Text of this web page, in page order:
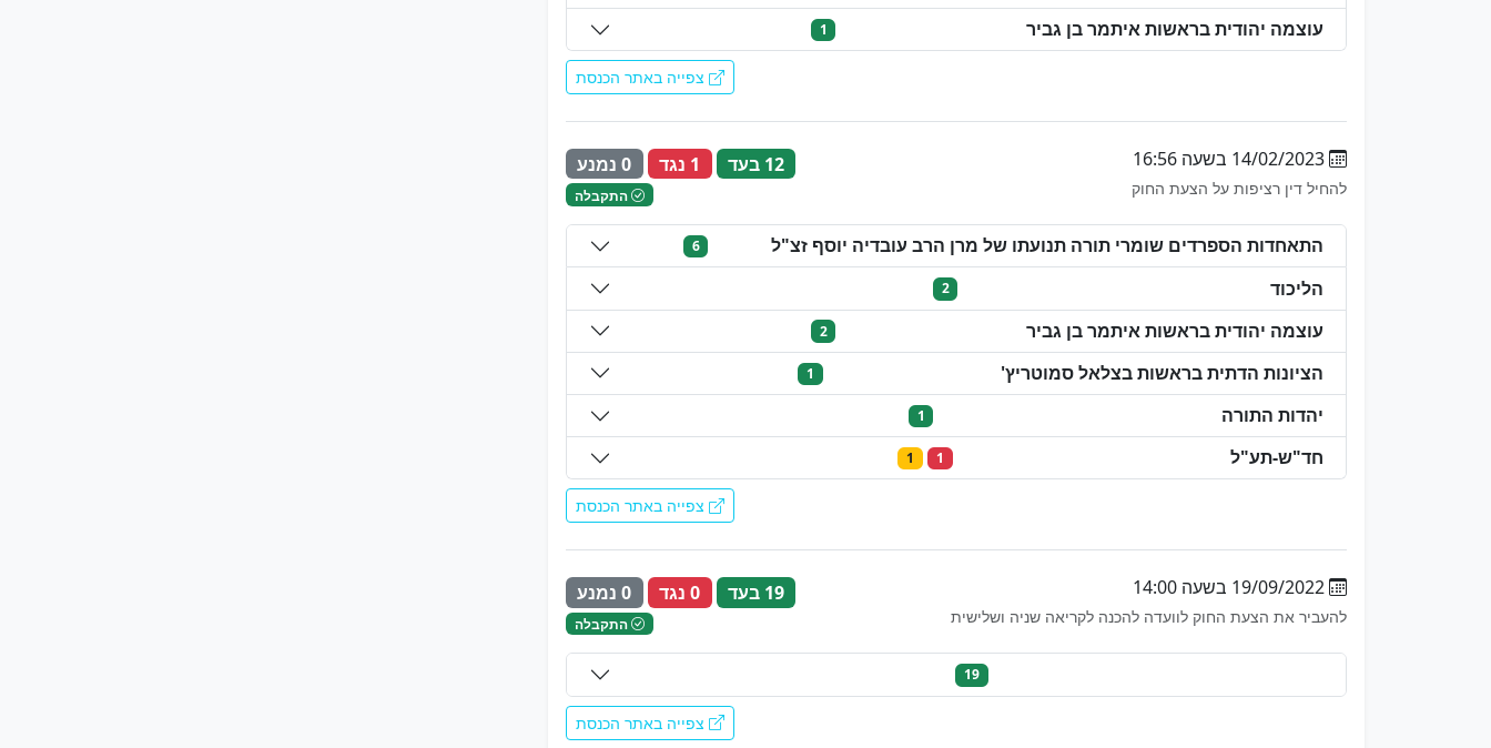
עוצמה יהודית בראשות איתמר בן גביר 1
צפייה באתר הכנסת
להחיל דין רציפות על הצעת החוק
12 בעד 1 נגד 0 נמנע
התקבלה
התאחדות הספרדים שומרי תורה תנועתו של מרן הרב עובדיה יוסף זצ"ל 6
הליכוד 2
עוצמה יהודית בראשות איתמר בן גביר 2
הציונות הדתית בראשות בצלאל סמוטריץ' 1
יהדות התורה 1
חד"ש-תע"ל 1
1
צפייה באתר הכנסת
להעביר את הצעת החוק לוועדה להכנה לקריאה שניה ושלישית
19 בעד 0 נגד 0 נמנע
התקבלה
19
צפייה באתר הכנסת